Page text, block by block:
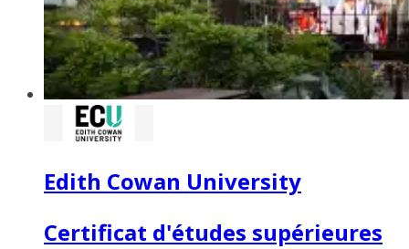
Edith Cowan University
Certificat d'études supérieures